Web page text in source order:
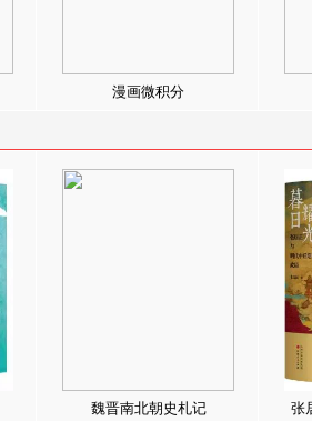
漫画微积分
魏晋南北朝史札记 张